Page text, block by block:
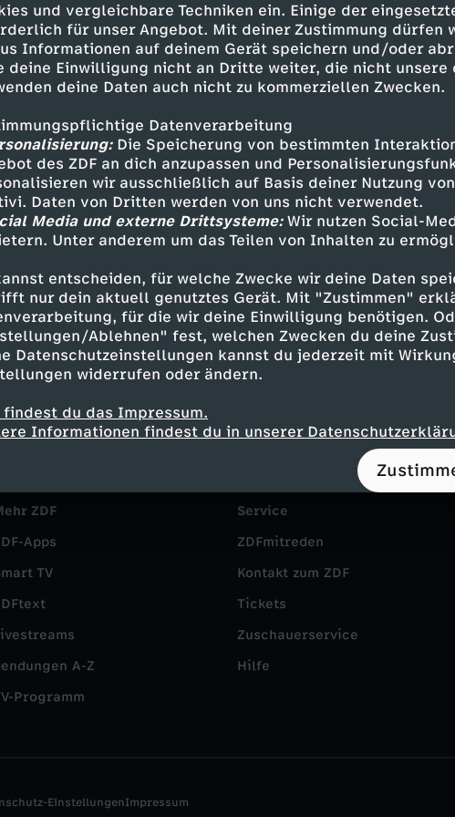
und vergleichbare Techniken ein. Einige der
für unser Angebot. Mit deiner Zustimmung dürfen
Informationen auf deinem Gerät speichern und/oder
deine Einwilligung nicht an Dritte weiter, die nicht
deine Daten auch nicht zu kommerziellen Zwecken.
Datenverarbeitung
Die Speicherung von bestimmten
des ZDF an dich anzupassen und
wir ausschließlich auf Basis deiner Nutzung
Daten von Dritten werden von uns nicht verwendet.
Media und externe Drittsysteme:Wir nutzen Social-
Unter anderem um das Teilen von Inhalten zu
entscheiden, für welche Zwecke wir deine Daten
nur dein aktuell genutztes Gerät. Mit "Zustimmen"
für die wir deine Einwilligung benötigen.
Ablehnen" fest, welchen Zwecken du deine
Datenschutzeinstellungen kannst du jederzeit mit
widerrufen oder ändern.
findest du das Impressum.
Informationen findest du in unserer
Bedingungen mit bloßen Händen aus
der madagassischen Schmuck- und Edelsteine
sondern per Hand abgebaut. Die
und Zita Zengerling haben sich auf die Suche
Ähnliche Inhalte entdecken
Gesellschaft Reportage
STRG_F
ZDF
Apps
TV
A-Z
Programm
Service
ZDFmitreden
Kontakt zum ZDF
Tickets
Zuschauerservice
Hilfe
EinstellungenImpressum